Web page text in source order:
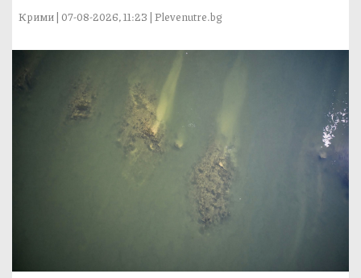
Крими | 07-08-2026, 11:23 | Plevenutre.bg